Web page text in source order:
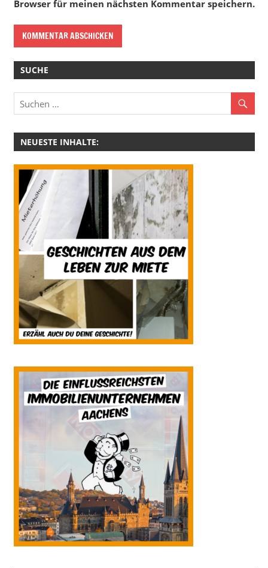
Browser für meinen nächsten Kommentar speichern.
SUCHE
NEUESTE INHALTE: